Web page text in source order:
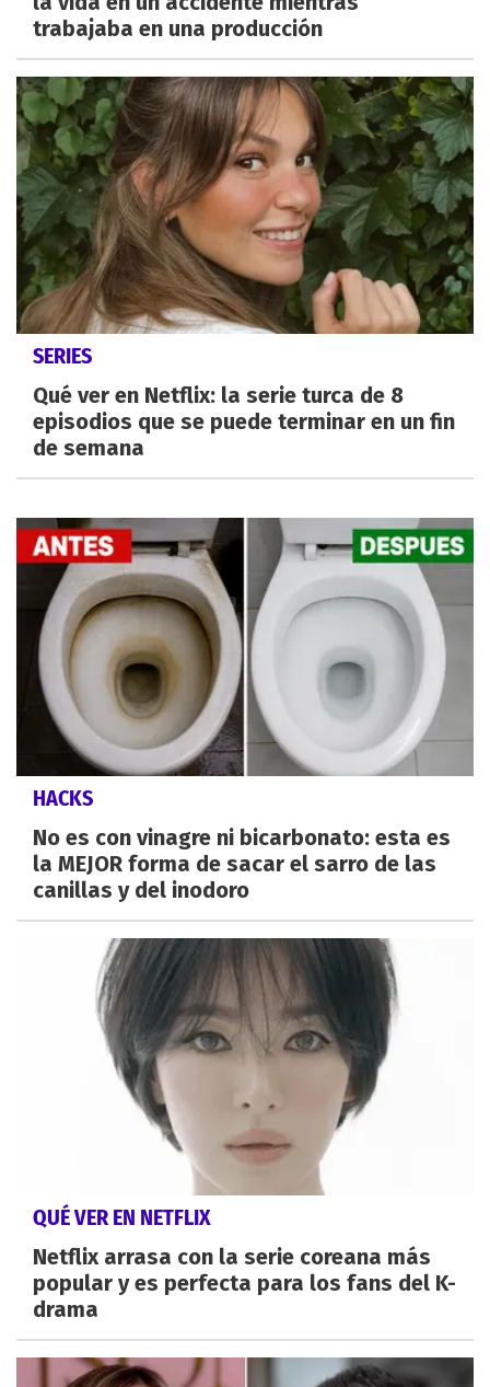
trabajaba en una producción
SERIES
Qué ver en Netflix: la serie turca de 8
episodios que se puede terminar en un fin
de semana
HACKS
No es con vinagre ni bicarbonato: esta es
la MEJOR forma de sacar el sarro de las
canillas y del inodoro
QUÉ VER EN NETFLIX
Netflix arrasa con la serie coreana más
popular y es perfecta para los fans del K-
drama